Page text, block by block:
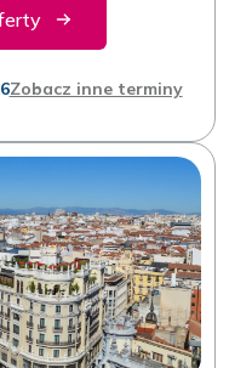
Zobacz inne terminy